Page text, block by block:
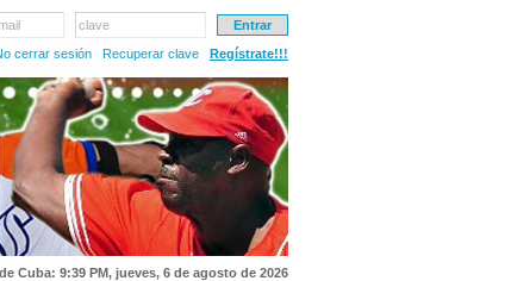
clave
cerrar sesión
Recuperar clave Regístrate!!!
Cuba: 9:39 PM, jueves, 6 de agosto de 2026